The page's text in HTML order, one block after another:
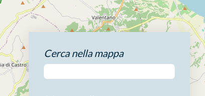
Cerca nella mappa